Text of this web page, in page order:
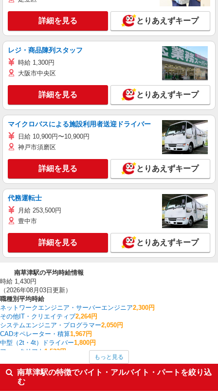
詳細を見る とりあえずキープ
レジ・商品陳列スタッフ
時給 1,300円
大阪市中央区
詳細を見る とりあえずキープ
マイクロバスによる施設利用者送迎ドライバー
日給 10,900円〜10,900円
神戸市須磨区
詳細を見る とりあえずキープ
代務運転士
月給 253,500円
豊中市
詳細を見る とりあえずキープ
南草津駅の平均時給情報
時給 1,430円
（2026年08月03日更新）
職種別平均時給
ネットワークエンジニア・サーバーエンジニア2,300円
その他IT・クリエイティブ2,264円
システムエンジニア・プログラマー2,050円
CADオペレーター・積算1,967円
中型（2t・4t）ドライバー1,800円
フォークリフト 1,533円
1,533円
テレホンアポインター1,500円
ヘルプデスク・ユーザーサポート
1,500円
その他営業
もっと見る
南草津駅の特徴でバイト・アルバイト・パートを絞り込
む